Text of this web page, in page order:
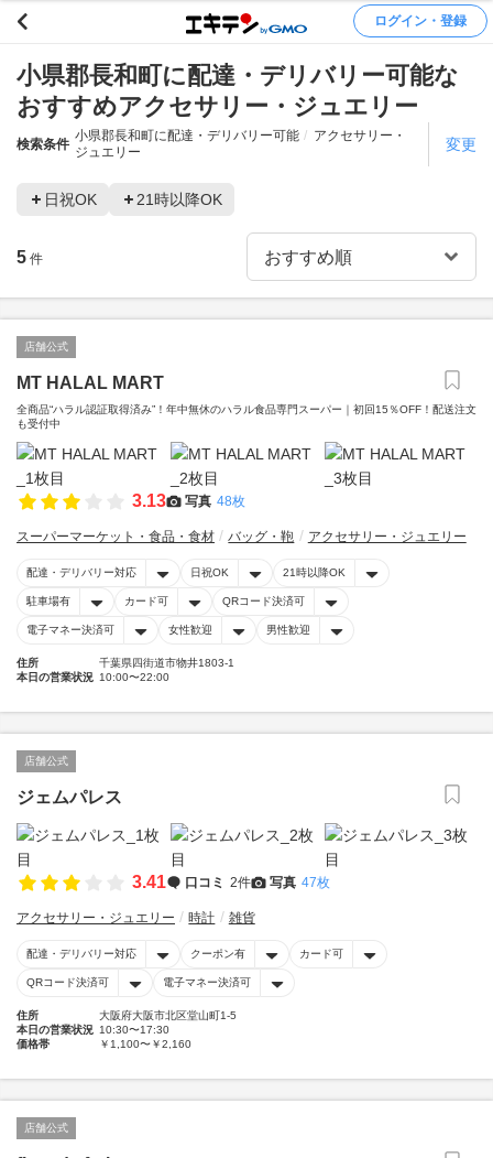
ログイン・登録
小県郡長和町に配達・デリバリー可能な
おすすめアクセサリー・ジュエリー
検索条件
小県郡長和町に配達・デリバリー可能
アクセサリー・
ジュエリー
変更
日祝OK 21時以降OK
5 件
店舗公式
MT HALAL MART
全商品“ハラル認証取得済み”！年中無休のハラル食品専門スーパー｜初回15％OFF！配送注文
も受付中
3.13 写真 48枚
スーパーマーケット・食品・食材 バッグ・鞄 アクセサリー・ジュエリー
配達・デリバリー対応 日祝OK 21時以降OK
駐車場有 カード可 QRコード決済可
電子マネー決済可 女性歓迎 男性歓迎
住所
千葉県四街道市物井1803-1
本日の営業状況 10:00〜22:00
店舗公式
ジェムパレス
3.41 口コミ 2件 写真 47枚
アクセサリー・ジュエリー 時計 雑貨
配達・デリバリー対応 クーポン有 カード可
QRコード決済可 電子マネー決済可
住所
大阪府大阪市北区堂山町1-5
本日の営業状況 10:30〜17:30
価格帯
￥1,100〜￥2,160
店舗公式